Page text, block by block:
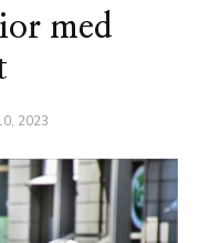
med
2023